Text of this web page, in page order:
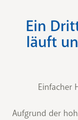
Ein
läuft
Einfacher
Aufgrund der